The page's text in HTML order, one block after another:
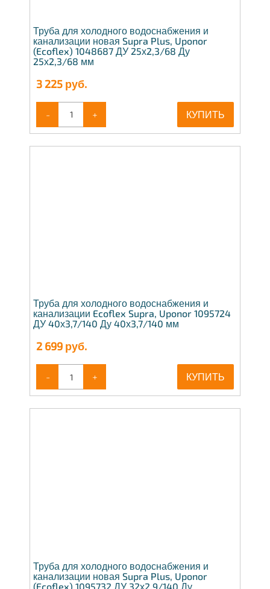
Труба для холодного водоснабжения и
канализации новая Supra Plus, Uponor
(Ecoflex) 1048687 ДУ 25х2,3/68 Ду
25х2,3/68 мм
3 225 руб.
- + КУПИТЬ
Труба для холодного водоснабжения и
канализации Ecoflex Supra, Uponor 1095724
ДУ 40х3,7/140 Ду 40х3,7/140 мм
2 699 руб.
- + КУПИТЬ
Труба для холодного водоснабжения и
канализации новая Supra Plus, Uponor
(Ecoflex) 1095732 ДУ 32х2,9/140 Ду